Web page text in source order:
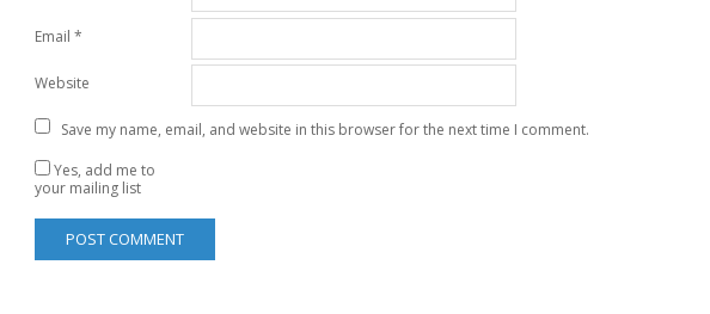
Email *
Website
Save my name, email, and website in this browser for the next time I comment.
Yes, add me to
your mailing list